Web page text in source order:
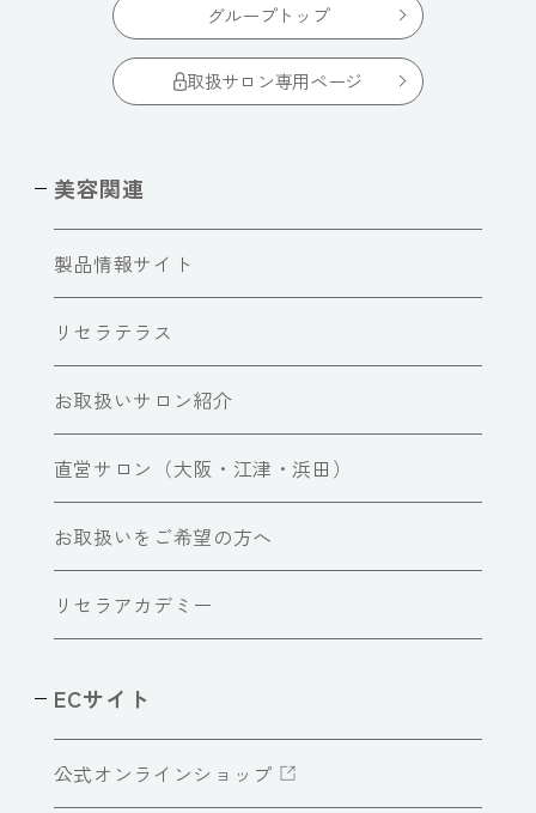
グループトップ
取扱サロン専用ページ
美容関連
製品情報サイト
リセラテラス
お取扱いサロン紹介
直営サロン（大阪・江津・浜田）
お取扱いをご希望の方へ
リセラアカデミー
ECサイト
公式オンラインショップ